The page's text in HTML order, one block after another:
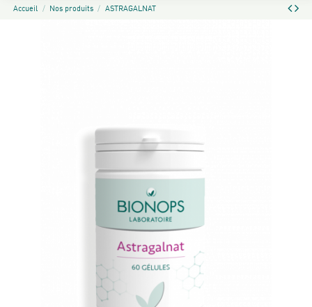
Accueil Nos produits ASTRAGALNAT